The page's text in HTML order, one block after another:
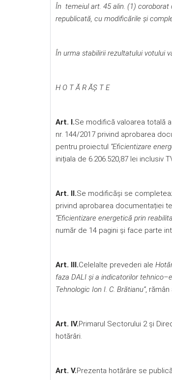
În temeiul art. 45 alin. (1) coroborat
republicată, cu modificările și
În urma stabilirii rezultatului votului
H O T Ă R ĂŞ T E
Art. I.Se modifică valoarea totală
nr. 144/2017 privind aprobarea
pentru proiectul ”Eficientizare
inițiala de 6.206.520,87 lei inclusiv
Art. II.Se modificăși se
privind aprobarea documentației
”Eficientizare energetică prin
număr de 14 pagini și face parte
Art. III.Celelalte prevederi ale
faza DALI și a indicatorilor
Tehnologic Ion I. C. Brătianu”, rămân
Art. IV.Primarul Sectorului 2 și
hotărâri.
Art. V.Prezenta hotărâre se